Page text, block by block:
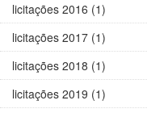
licitações 2016 (1)
licitações 2017 (1)
licitações 2018 (1)
licitações 2019 (1)